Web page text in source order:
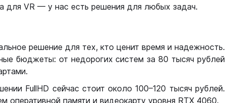
для VR — у нас есть решения для любых задач.
решение для тех, кто ценит время и надежность.
бюджеты: от недорогих систем за 80 тысяч рублей
FullHD сейчас стоит около 100–120 тысяч рублей.
оперативной памяти и видеокарту уровня RTX 4060.